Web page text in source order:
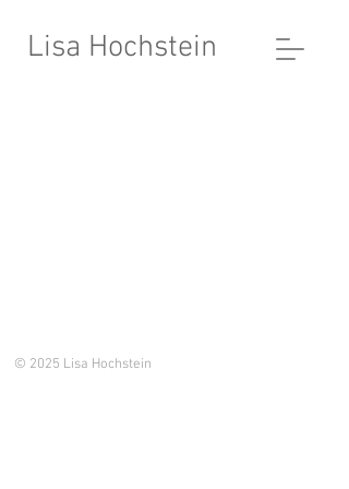
Lisa Hochstein
© 2025 Lisa Hochstein